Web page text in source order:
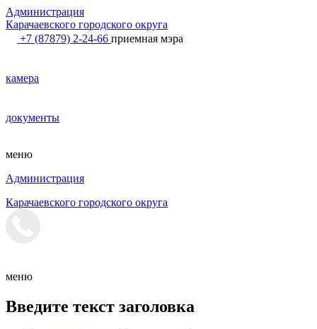
Администрация
Карачаевского городского округа
+7 (87879) 2-24-66 приемная мэра
камера
документы
меню
Администрация
Карачаевского городского округа
меню
Введите текст заголовка